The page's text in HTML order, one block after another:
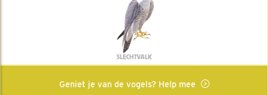
SLECHTVALK
Geniet je van de vogels? Help mee